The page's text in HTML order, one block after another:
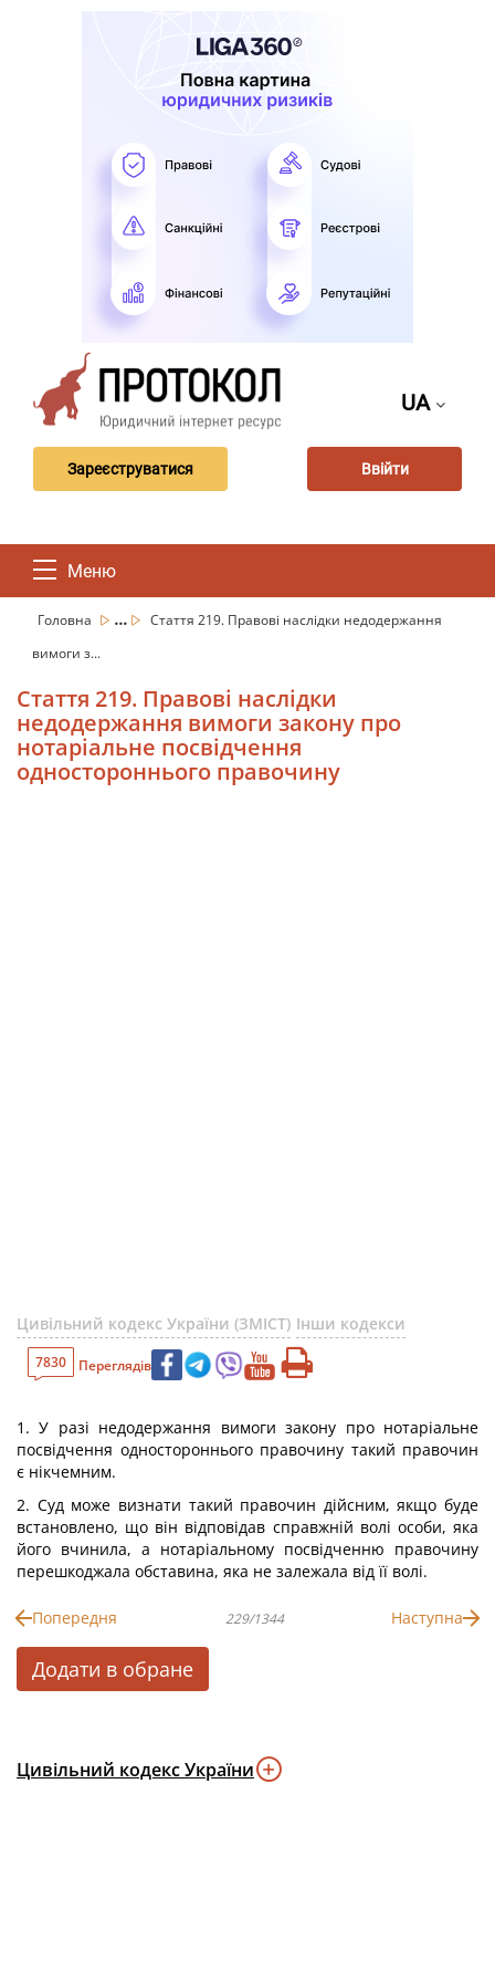
UA
Зареєструватися Ввійти
Меню
Головна ...
Стаття 219. Правові наслідки недодержання
вимоги з...
Стаття 219. Правові наслідки
недодержання вимоги закону про
нотаріальне посвідчення
одностороннього правочину
Цивільний кодекс України (ЗМІСТ) Інши кодекси
7830 Переглядів
1. У разі недодержання вимоги закону про нотаріальне
посвідчення одностороннього правочину такий правочин
є нікчемним.
2. Суд може визнати такий правочин дійсним, якщо буде
встановлено, що він відповідав справжній волі особи, яка
його вчинила, а нотаріальному посвідченню правочину
перешкоджала обставина, яка не залежала від її волі.
Попередня 229/1344 Наступна
Додати в обране
Цивільний кодекс України